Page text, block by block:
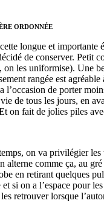
ORDONNÉE
longue et importante
de conserver. Petit
on les uniformise). Une
rangée est
l’occasion de porter
de tous les jours, en
on fait de jolies piles
on va privilégier les
alterne comme ça, au
en retirant quelques
si on a l’espace pour
retrouver lorsque